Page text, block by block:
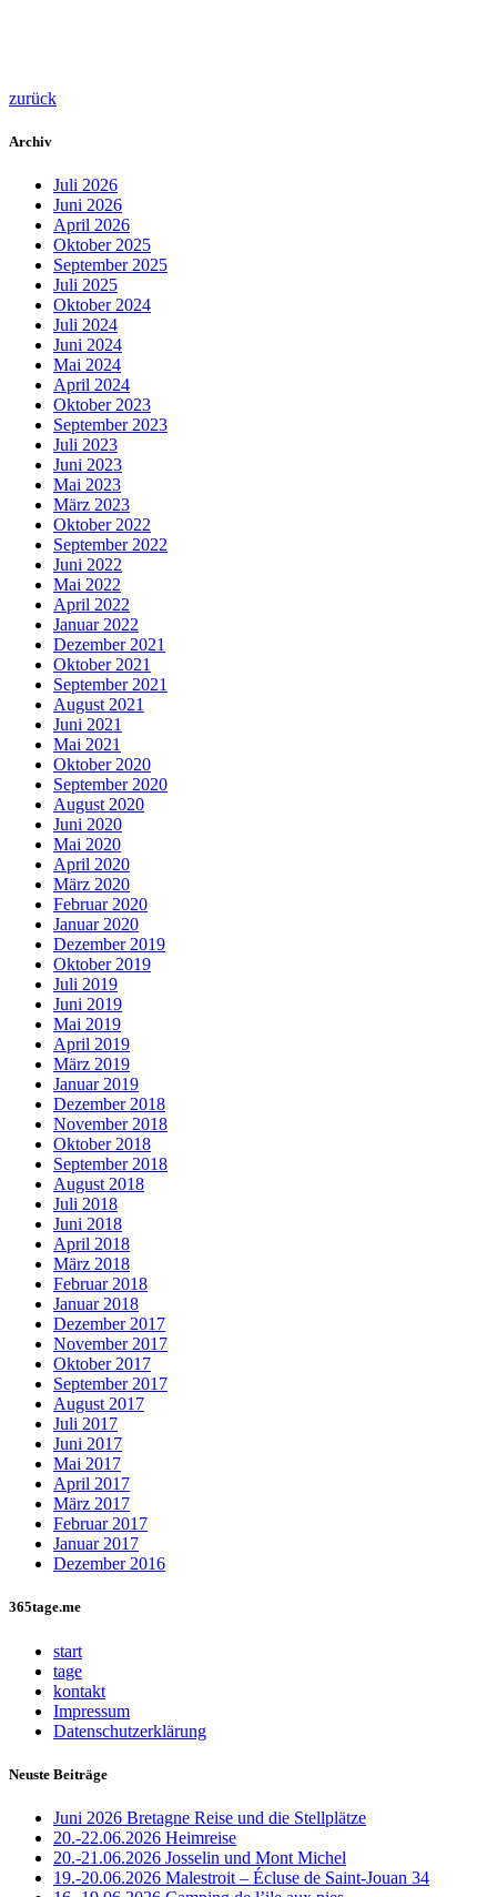
zurück
Archiv
Juli 2026
Juni 2026
April 2026
Oktober 2025
September 2025
Juli 2025
Oktober 2024
Juli 2024
Juni 2024
Mai 2024
April 2024
Oktober 2023
September 2023
Juli 2023
Juni 2023
Mai 2023
März 2023
Oktober 2022
September 2022
Juni 2022
Mai 2022
April 2022
Januar 2022
Dezember 2021
Oktober 2021
September 2021
August 2021
Juni 2021
Mai 2021
Oktober 2020
September 2020
August 2020
Juni 2020
Mai 2020
April 2020
März 2020
Februar 2020
Januar 2020
Dezember 2019
Oktober 2019
Juli 2019
Juni 2019
Mai 2019
April 2019
März 2019
Januar 2019
Dezember 2018
November 2018
Oktober 2018
September 2018
August 2018
Juli 2018
Juni 2018
April 2018
März 2018
Februar 2018
Januar 2018
Dezember 2017
November 2017
Oktober 2017
September 2017
August 2017
Juli 2017
Juni 2017
Mai 2017
April 2017
März 2017
Februar 2017
Januar 2017
Dezember 2016
365tage.me
start
tage
kontakt
Impressum
Datenschutzerklärung
Neuste Beiträge
Juni 2026 Bretagne Reise und die Stellplätze
20.-22.06.2026 Heimreise
20.-21.06.2026 Josselin und Mont Michel
19.-20.06.2026 Malestroit – Écluse de Saint-Jouan 34